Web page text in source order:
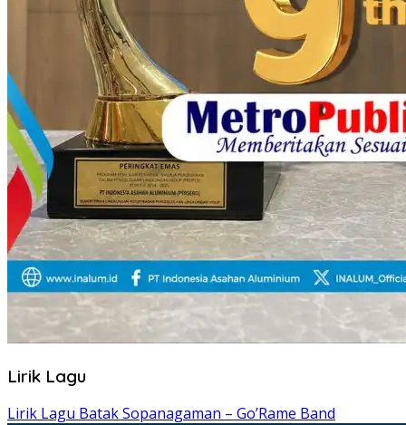
Lirik Lagu
Lirik Lagu Batak Sopanagaman – Go’Rame Band